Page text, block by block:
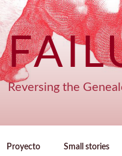
Reversing the
Proyecto Small stories